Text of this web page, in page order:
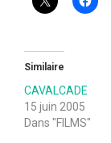
Similaire
CAVALCADE
15 juin 2005
Dans "FILMS"